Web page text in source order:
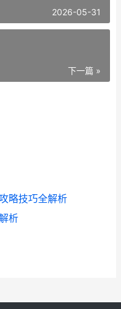
2026-05-31
下一篇 »
略技巧全解析
析